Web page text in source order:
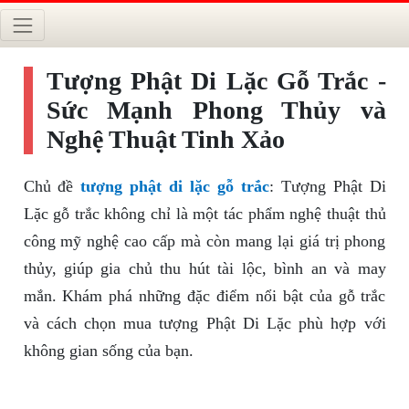
Tượng Phật Di Lặc Gỗ Trắc -
Sức Mạnh Phong Thủy và
Nghệ Thuật Tinh Xảo
Chủ đềtượng phật di lặc gỗ trắc: Tượng Phật Di
Lặc gỗ trắc không chỉ là một tác phẩm nghệ thuật thủ
công mỹ nghệ cao cấp mà còn mang lại giá trị phong
thủy, giúp gia chủ thu hút tài lộc, bình an và may
mắn. Khám phá những đặc điểm nổi bật của gỗ trắc
và cách chọn mua tượng Phật Di Lặc phù hợp với
không gian sống của bạn.